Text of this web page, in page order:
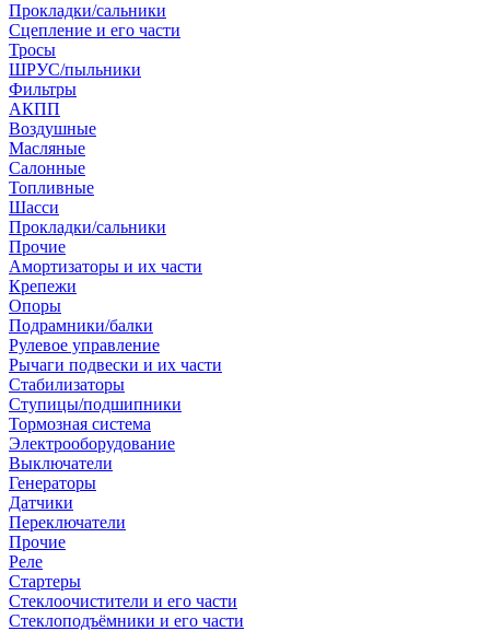
Прокладки/сальники
Сцепление и его части
Тросы
ШРУС/пыльники
Фильтры
АКПП
Воздушные
Масляные
Салонные
Топливные
Шасси
Прокладки/сальники
Прочие
Амортизаторы и их части
Крепежи
Опоры
Подрамники/балки
Рулевое управление
Рычаги подвески и их части
Стабилизаторы
Ступицы/подшипники
Тормозная система
Электрооборудование
Выключатели
Генераторы
Датчики
Переключатели
Прочие
Реле
Стартеры
Стеклоочистители и его части
Стеклоподъёмники и его части